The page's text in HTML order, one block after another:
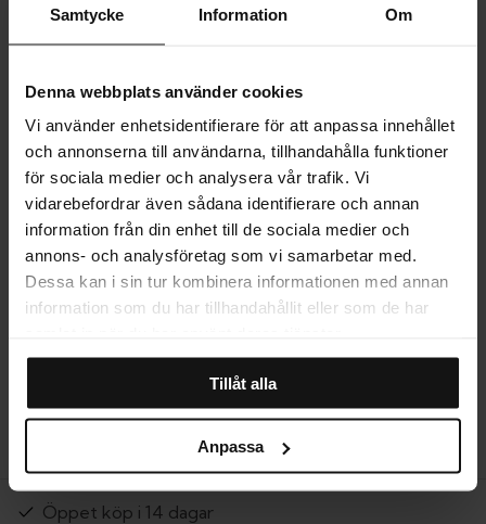
Samtycke Information Om
Denna webbplats använder cookies
Vi använder enhetsidentifierare för att anpassa innehållet
och annonserna till användarna, tillhandahålla funktioner
för sociala medier och analysera vår trafik. Vi
vidarebefordrar även sådana identifierare och annan
information från din enhet till de sociala medier och
annons- och analysföretag som vi samarbetar med.
Dessa kan i sin tur kombinera informationen med annan
information som du har tillhandahållit eller som de har
Tillåt alla
Anpassa
andra tavlor i samma tema för en ännu mer spännande inredning.
PRODUKTINFORMATION
LEVERANS
MER OM PRODUKTEN
STORLEKSGUIDE
Öppet köp i 14 dagar